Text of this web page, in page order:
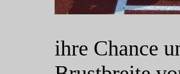
ihre Chance